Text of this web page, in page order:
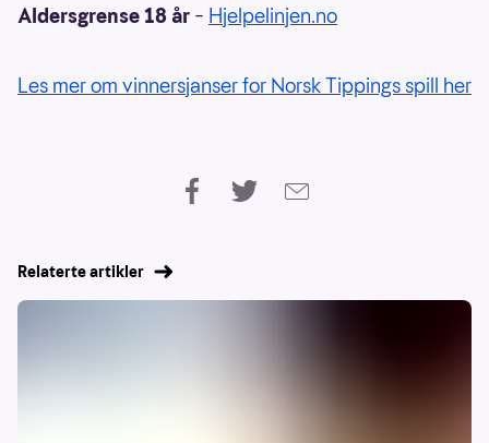
Aldersgrense 18 år – Hjelpelinjen.no
Les mer om vinnersjanser for Norsk Tippings spill her
Relaterte artikler